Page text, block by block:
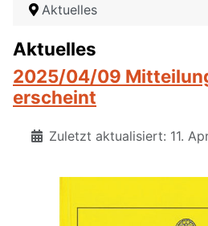
Aktuelles
Aktuelles
2025/04/09
erscheint
Zuletzt aktualisiert: 11.